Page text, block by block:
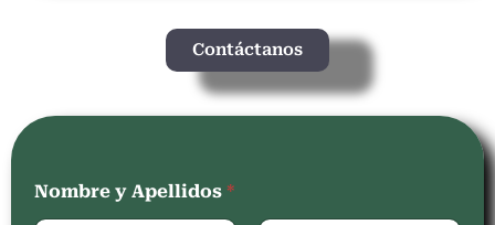
Contáctanos
Nombre y Apellidos *